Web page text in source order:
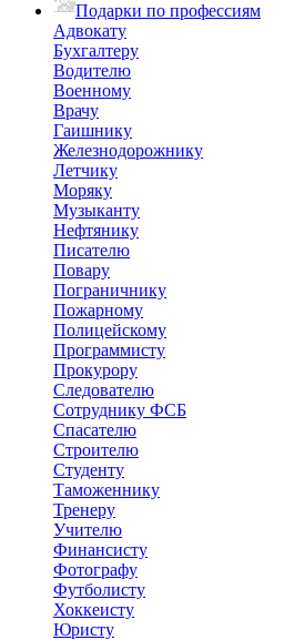
Подарки по профессиям
Адвокату
Бухгалтеру
Водителю
Военному
Врачу
Гаишнику
Железнодорожнику
Летчику
Моряку
Музыканту
Нефтянику
Писателю
Повару
Пограничнику
Пожарному
Полицейскому
Программисту
Прокурору
Следователю
Сотруднику ФСБ
Спасателю
Строителю
Студенту
Таможеннику
Тренеру
Учителю
Финансисту
Фотографу
Футболисту
Хоккеисту
Юристу